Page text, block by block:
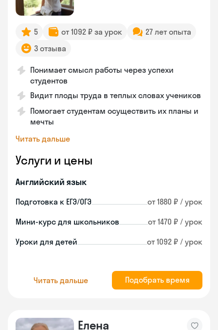
5 от 1092 ₽ за урок
27 лет опыта
3 отзыва
Понимает смысл работы через успехи
студентов
Видит плоды труда в теплых словах учеников
Помогает студентам осуществить их планы и
мечты
Читать дальше
Услуги и цены
Английский язык
Подготовка к ЕГЭ/ОГЭ от 1880 ₽ / урок
Мини-курс для школьников от 1470 ₽ / урок
Уроки для детей от 1092 ₽ / урок
Читать дальше Подобрать время
Елена